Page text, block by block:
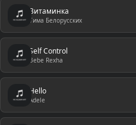
Витаминка
Тима Белорусских
Self Control
Bebe Rexha
Hello
Adele